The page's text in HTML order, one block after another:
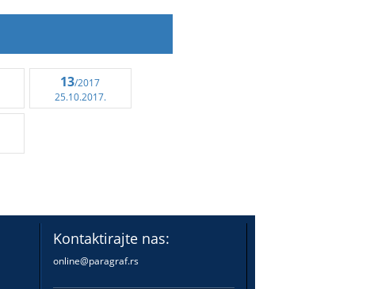
13/2017
25.10.2017.
Kontaktirajte nas:
online@paragraf.rs